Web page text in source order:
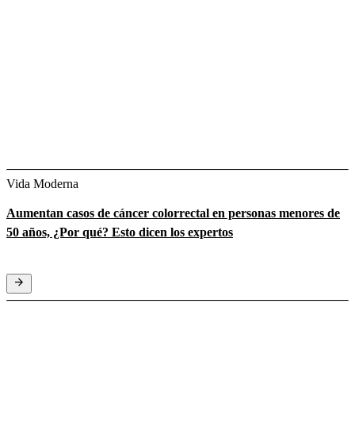
Vida Moderna
Aumentan casos de cáncer colorrectal en personas menores de
50 años, ¿Por qué? Esto dicen los expertos